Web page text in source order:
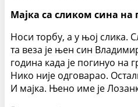
Мајка са сликом сина на
Носи торбу, а у њој слика.
та веза је њен син
година када је погинуо на
Нико није одговарао.
И мајка. Њено име је